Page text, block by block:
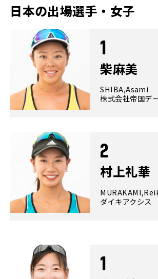
日本の出場選手・女子
1
柴麻美
SHIBA,Asami
株式会社帝国デ
2
村上礼華
ダイキアクシス
1